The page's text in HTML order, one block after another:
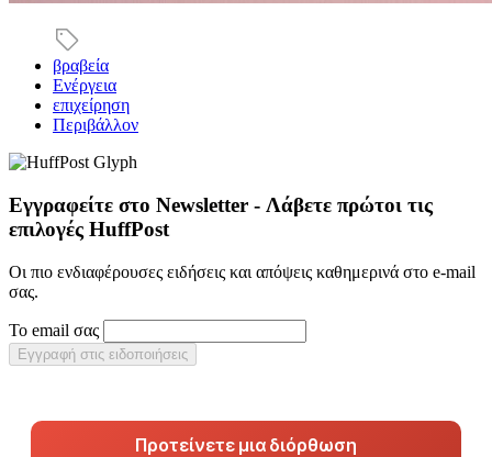
βραβεία
Ενέργεια
επιχείρηση
Περιβάλλον
Εγγραφείτε στο Newsletter - Λάβετε πρώτοι τις
επιλογές HuffPost
Οι πιο ενδιαφέρουσες ειδήσεις και απόψεις καθημερινά στο e-mail
σας.
Το email σας
Εγγραφή στις ειδοποιήσεις
Προτείνετε μια διόρθωση